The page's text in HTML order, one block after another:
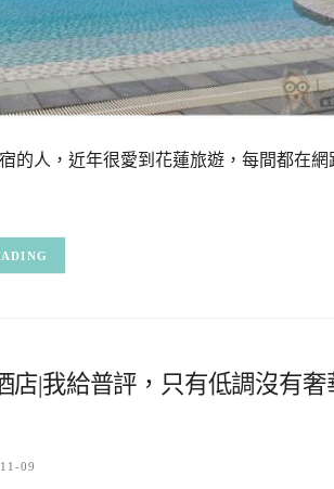
的人，近年很愛到花蓮旅遊，每間都在
店|我給普評，只有低調沒有
09